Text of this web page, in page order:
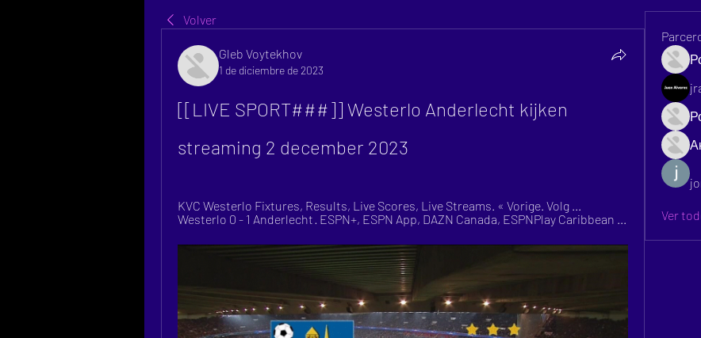
Volver
Gleb Voytekhov
1 de diciembre de 2023
[[LIVE SPORT###]] Westerlo Anderlecht kijken
streaming 2 december 2023
KVC Westerlo Fixtures, Results, Live Scores, Live Streams. « Vorige. Volg ...
Westerlo 0 - 1 Anderlecht · ESPN+, ESPN App, DAZN Canada, ESPNPlay Caribbean ...
Ver